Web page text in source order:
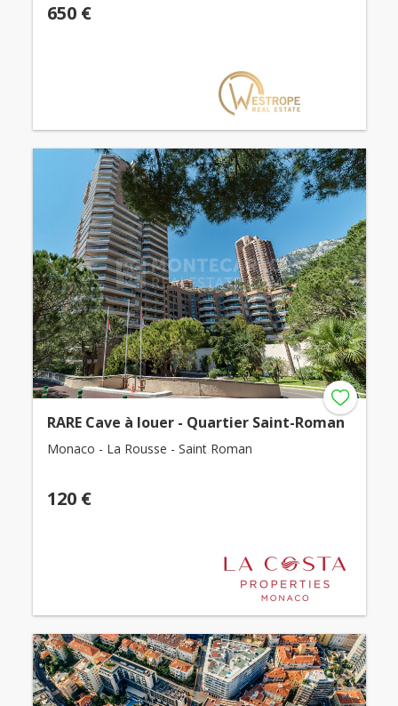
650 €
RARE Cave à louer - Quartier Saint-Roman
Monaco - La Rousse - Saint Roman
120 €